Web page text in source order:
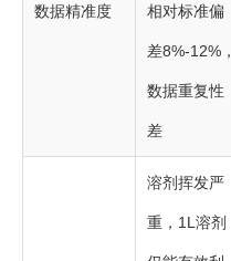
数据精准度 相对标准偏
差8%-12%，
数据重复性
差
溶剂挥发严
重，1L溶剂